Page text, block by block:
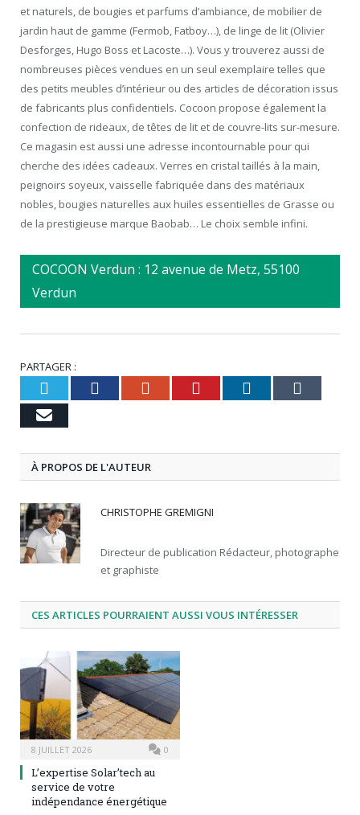
et naturels, de bougies et parfums d’ambiance, de mobilier de
jardin haut de gamme (Fermob, Fatboy…), de linge de lit (Olivier
Desforges, Hugo Boss et Lacoste…). Vous y trouverez aussi de
nombreuses pièces vendues en un seul exemplaire telles que
des petits meubles d’intérieur ou des articles de décoration issus
de fabricants plus confidentiels. Cocoon propose également la
confection de rideaux, de têtes de lit et de couvre-lits sur-mesure.
Ce magasin est aussi une adresse incontournable pour qui
cherche des idées cadeaux. Verres en cristal taillés à la main,
peignoirs soyeux, vaisselle fabriquée dans des matériaux
nobles, bougies naturelles aux huiles essentielles de Grasse ou
de la prestigieuse marque Baobab… Le choix semble infini.
COCOON Verdun : 12 avenue de Metz, 55100
Verdun
PARTAGER :
TwitterFacebookGoogle+Pinterest
LinkedIn
Email
À PROPOS DE L'AUTEUR
CHRISTOPHE GREMIGNI
Directeur de publication Rédacteur, photographe
et graphiste
CES ARTICLES POURRAIENT AUSSI VOUS INTÉRESSER
8 JUILLET 2026 0
L’expertise Solar’tech au
service de votre
indépendance énergétique